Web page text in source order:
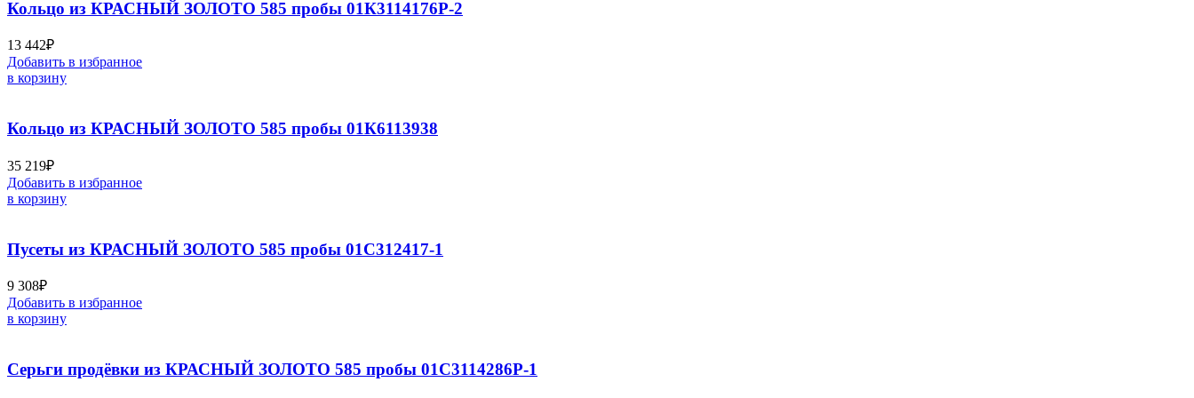
Кольцо из КРАСНЫЙ ЗОЛОТО 585 пробы 01К3114176Р-2
13 442₽
Добавить в избранное
в корзину
Кольцо из КРАСНЫЙ ЗОЛОТО 585 пробы 01К6113938
35 219₽
Добавить в избранное
в корзину
Пусеты из КРАСНЫЙ ЗОЛОТО 585 пробы 01С312417-1
9 308₽
Добавить в избранное
в корзину
Серьги продёвки из КРАСНЫЙ ЗОЛОТО 585 пробы 01С3114286Р-1